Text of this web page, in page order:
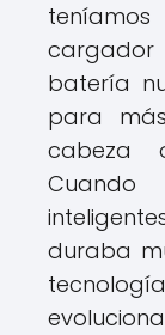
cargador
batería
para
cabeza
duraba